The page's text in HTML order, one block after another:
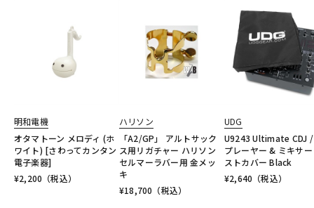
明和電機
オタマトーン メロディ (ホ
ワイト) [さわってカンタン
電子楽器]
¥2,200 （税込）
ハリソン
「A2/GP」 アルトサック
ス用リガチャー ハリソン
セルマーラバー用 金メッ
キ
¥18,700 （税込）
UDG
U9243 Ultimate CDJ /
プレーヤー & ミキサ
ストカバー Black
¥2,640 （税込）